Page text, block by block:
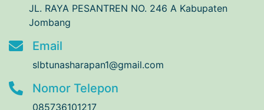
JL. RAYA PESANTREN NO. 246 A Kabupaten
Jombang
Email
slbtunasharapan1@gmail.com
Nomor Telepon
085736101217